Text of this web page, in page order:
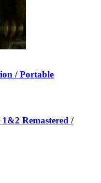
/ Portable
Remastered /